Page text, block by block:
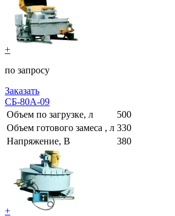
+
по запросу
Заказать
СБ-80А-09
Объем по загрузке, л
500
Объем готового замеса , л 330
Напряжение, В
380
+